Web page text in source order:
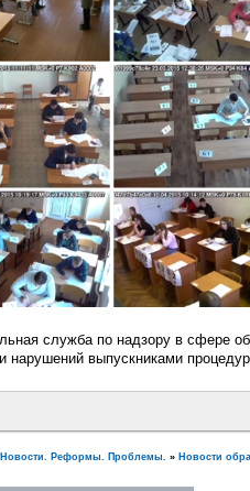
служба по надзору в сфере
нарушений выпускниками
Новости. Реформы. Проблемы. » Новости